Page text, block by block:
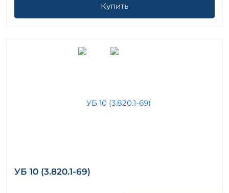
Купить
УБ 10 (3.820.1-69)